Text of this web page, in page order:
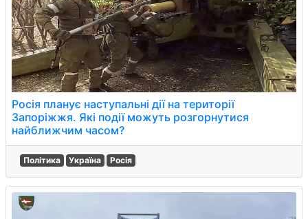
Росія планує наступальні дії на території
Запоріжжя. Які події можуть розгорнутися
найближчим часом?
Політика Україна Росія